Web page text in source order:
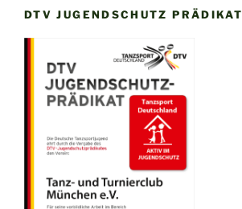
DTV JUGENDSCHUTZ PRÄDIKAT